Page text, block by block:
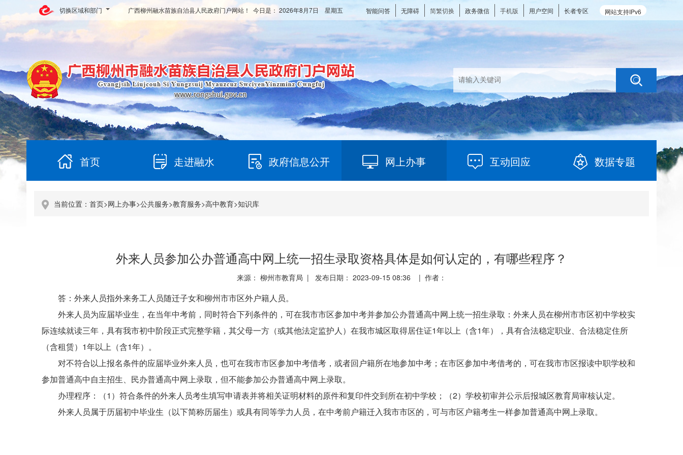
切换区域和部门 网站支持IPv6
智能问答 无障碍 简繁切换 政务微信 手机版 用户空间 长者专区
广西柳州融水苗族自治县人民政府门户网站！ 今日是： 2026年8月7日 星期五
首页 走进融水 政府信息公开 网上办事 互动回应 数据专题
当前位置： 首页>网上办事>公共服务>教育服务>高中教育>知识库
外来人员参加公办普通高中网上统一招生录取资格具体是如何认定的，有哪些程序？
来源： 柳州市教育局 | 发布日期： 2023-09-15 08:36 | 作者：
答： 外来人员指外来务工人员随迁子女和柳州市市区外户籍人员。
外来人员为应届毕业生，在当年中考前，同时符合下列条件的，可在我市市区参加中考并参加公办普通高中网上统一招生录取：外来人员在柳州市市区初中学校实
际连续就读三年，具有我市初中阶段正式完整学籍，其父母一方（或其他法定监护人）在我市城区取得居住证1年以上（含1年），具有合法稳定职业、合法稳定住所
（含租赁）1年以上（含1年）。
对不符合以上报名条件的应届毕业外来人员，也可在我市市区参加中考借考，或者回户籍所在地参加中考；在市区参加中考借考的，可在我市市区报读中职学校和
参加普通高中自主招生、民办普通高中网上录取，但不能参加公办普通高中网上录取。
办理程序：
（1）符合条件的外来人员考生填写申请表并将相关证明材料的原件和复印件交到所在初中学校；（2）学校初审并公示后报城区教育局审核认定。
外来人员属于历届初中毕业生（以下简称历届生）或具有同等学力人员，在中考前户籍迁入我市市区的，可与市区户籍考生一样参加普通高中网上录取。